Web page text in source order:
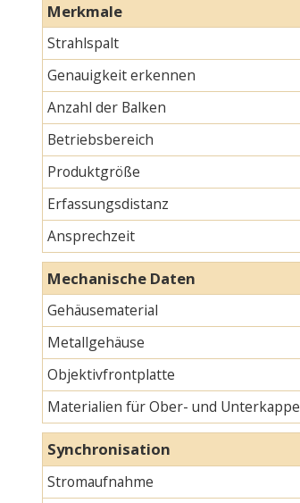
Merkmale
Strahlspalt
Genauigkeit erkennen
Anzahl der Balken
Betriebsbereich
Produktgröße
Erfassungsdistanz
Ansprechzeit
Mechanische Daten
Gehäusematerial
Metallgehäuse
Objektivfrontplatte
Materialien für Ober- und Unterkappe
Synchronisation
Stromaufnahme